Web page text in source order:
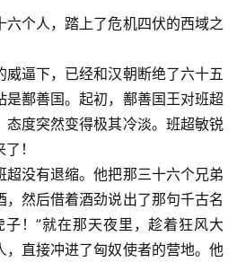
六个人，踏上了危机四伏的西域之
威逼下，已经和汉朝断绝了六十五
是鄯善国。起初，鄯善国王对班超
态度突然变得极其冷淡。班超敏锐
！
超没有退缩。他把那三十六个兄弟
然后借着酒劲说出了那句千古名
！”就在那天夜里，趁着狂风大
，直接冲进了匈奴使者的营地。他